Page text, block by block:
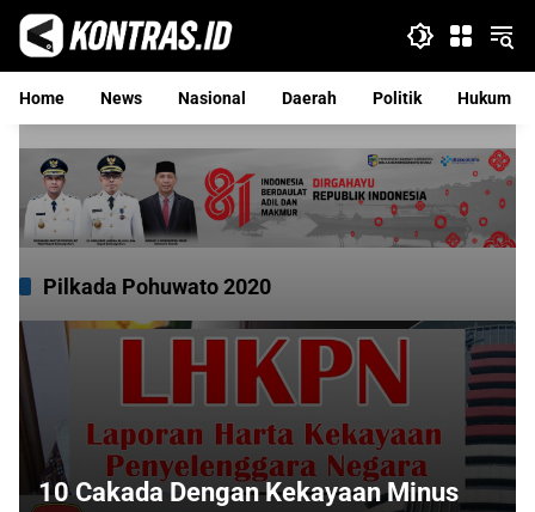
Langsung
konten
Home
News Nasional Daerah Politik Hukum
Pilkada Pohuwato 2020
10 Cakada Dengan Kekayaan Minus